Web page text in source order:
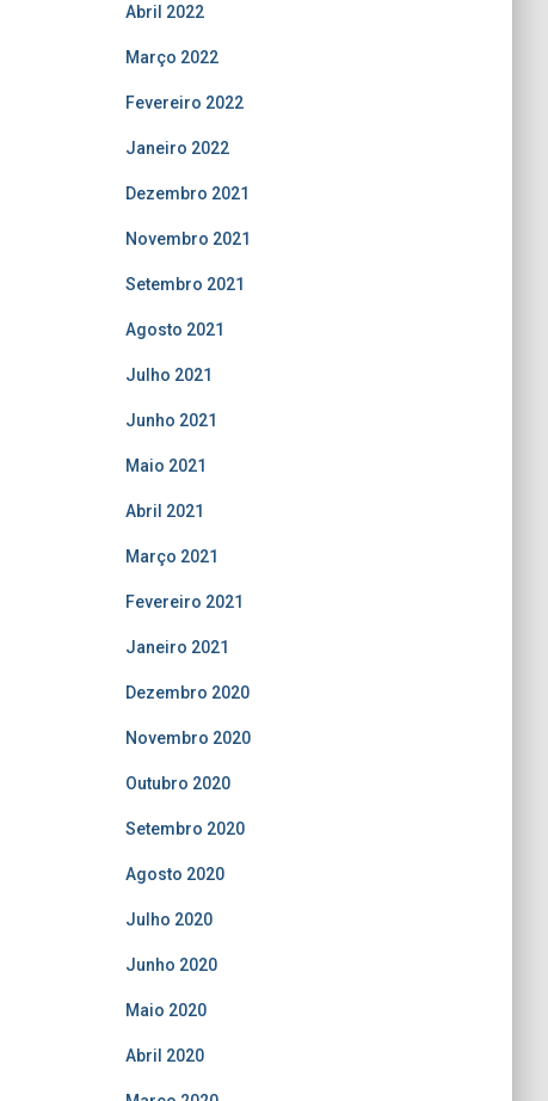
Abril 2022
Março 2022
Fevereiro 2022
Janeiro 2022
Dezembro 2021
Novembro 2021
Setembro 2021
Agosto 2021
Julho 2021
Junho 2021
Maio 2021
Abril 2021
Março 2021
Fevereiro 2021
Janeiro 2021
Dezembro 2020
Novembro 2020
Outubro 2020
Setembro 2020
Agosto 2020
Julho 2020
Junho 2020
Maio 2020
Abril 2020